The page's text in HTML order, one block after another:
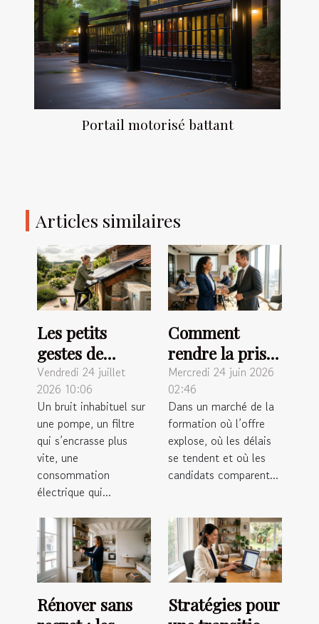
Portail motorisé battant
Articles similaires
Les petits
gestes de
maintenance
qui prolongent
la vie de vos
installations
Vendredi 24 juillet
2026 10:06
Un bruit inhabituel sur
une pompe, un filtre
qui s’encrasse plus
vite, une
consommation
électrique qui...
Comment
rendre la prise
de contact
décisive dans
un projet de
formation
Mercredi 24 juin 2026
02:46
Dans un marché de la
formation où l’offre
explose, où les délais
se tendent et où les
candidats comparent...
Rénover sans
Stratégies pour